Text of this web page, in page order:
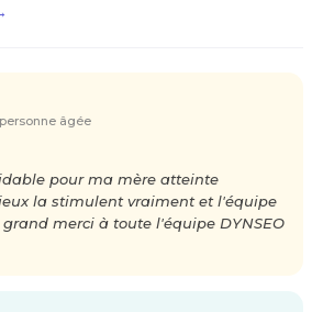
âgée
pour ma mère atteinte
la stimulent vraiment et l'équipe
merci à toute l'équipe DYNSEO